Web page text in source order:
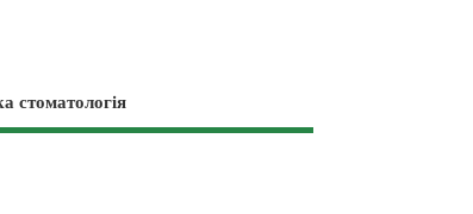
стоматологія